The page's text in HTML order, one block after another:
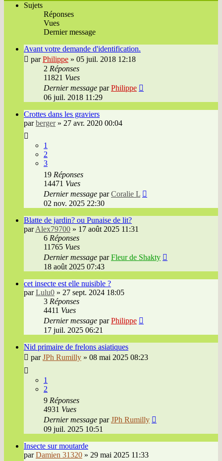
Sujets
Réponses
Vues
Dernier message
Avant votre demande d'identification.
parPhilippe » 05 juil. 2018 12:18
2 Réponses
11821 Vues
Dernier message parPhilippe
06 juil. 2018 11:29
Crottes dans les graviers
parberger» 27 avr. 2020 00:04
1
2
3
19 Réponses
14471 Vues
Dernier message parCoralie L
02 nov. 2025 22:30
Blatte de jardin? ou Punaise de lit?
parAlex79700 » 17 août 2025 11:31
6 Réponses
11765 Vues
Dernier message parFleur de Shakty
18 août 2025 07:43
cet insecte est elle nuisible ?
parLulu0 » 27 sept. 2024 18:05
3 Réponses
4411 Vues
Dernier message parPhilippe
17 juil. 2025 06:21
Nid primaire de frelons asiatiques
parJPh Rumilly » 08 mai 2025 08:23
1
2
9 Réponses
4931 Vues
Dernier message parJPh Rumilly
09 juil. 2025 10:51
Insecte sur moutarde
parDamien 31320 » 29 mai 2025 11:33